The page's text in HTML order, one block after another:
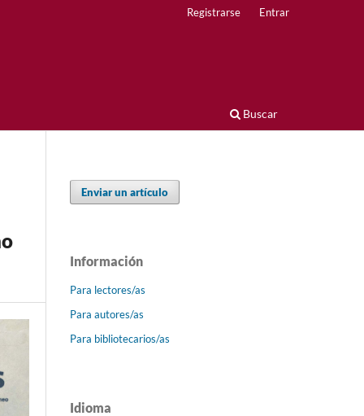
Buscar
Registrarse Entrar
Enviar un artículo
Información
Para lectores/as
Para autores/as
Para bibliotecarios/as
Idioma